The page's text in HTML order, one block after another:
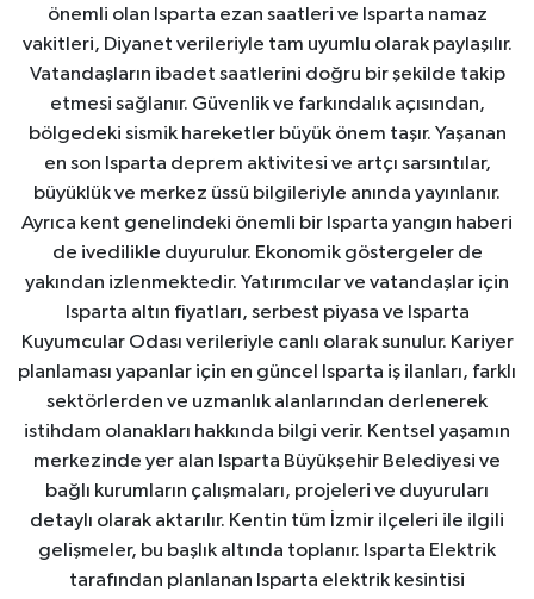
önemli olan Isparta ezan saatleri ve Isparta namaz
vakitleri, Diyanet verileriyle tam uyumlu olarak paylaşılır.
Vatandaşların ibadet saatlerini doğru bir şekilde takip
etmesi sağlanır. Güvenlik ve farkındalık açısından,
bölgedeki sismik hareketler büyük önem taşır. Yaşanan
en son Isparta deprem aktivitesi ve artçı sarsıntılar,
büyüklük ve merkez üssü bilgileriyle anında yayınlanır.
Ayrıca kent genelindeki önemli bir Isparta yangın haberi
de ivedilikle duyurulur. Ekonomik göstergeler de
yakından izlenmektedir. Yatırımcılar ve vatandaşlar için
Isparta altın fiyatları, serbest piyasa ve Isparta
Kuyumcular Odası verileriyle canlı olarak sunulur. Kariyer
planlaması yapanlar için en güncel Isparta iş ilanları, farklı
sektörlerden ve uzmanlık alanlarından derlenerek
istihdam olanakları hakkında bilgi verir. Kentsel yaşamın
merkezinde yer alan Isparta Büyükşehir Belediyesi ve
bağlı kurumların çalışmaları, projeleri ve duyuruları
detaylı olarak aktarılır. Kentin tüm İzmir ilçeleri ile ilgili
gelişmeler, bu başlık altında toplanır. Isparta Elektrik
tarafından planlanan Isparta elektrik kesintisi